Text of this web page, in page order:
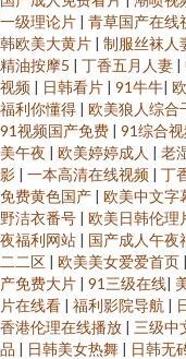
一级理论片 | 青草国产在线
韩欧美大黄片 | 制服丝袜人
精油按摩5 | 丁香五月人妻 |
视频 | 日韩看片 | 91牛牛|
福利你懂得 | 欧美狼人综合
91视频国产免费 | 91综合
美午夜 | 欧美婷婷成人 | 老
影 | 一本高清在线视频 | 丁
免费黄色国产 | 欧美中文字
野洁衣番号 | 欧美日韩伦理
夜福利网站 | 国产成人午夜
二二区 | 欧美美女爱爱首页 |
产免费大片 | 91三级在线|
片在线看 | 福利影院导航 |
香港伦理在线播放 | 三级中
品 | 日韩美女热舞 | 日韩无